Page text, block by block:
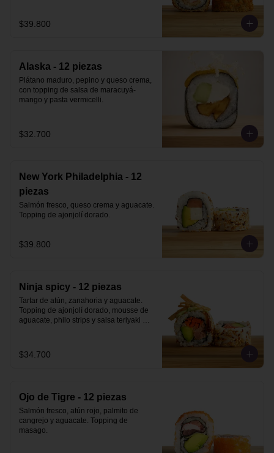
$39.800
Alaska - 12 piezas
Plátano maduro, pepino y queso crema,
con topping de salsa de maracuyá-
mango y pasta vermicelli.
$32.700
New York Philadelphia - 12
piezas
Salmón fresco, queso crema y aguacate.
Topping de ajonjolí dorado.
$39.800
Ninja spicy - 12 piezas
Tartar de atún, zanahoria y aguacate.
Topping de ajonjolí dorado, mousse de
aguacate, philo strips y salsa teriyaki
$34.700
Ojo de Tigre - 12 piezas
Salmón fresco, atún rojo, palmito de
cangrejo y aguacate. Topping de
masago.